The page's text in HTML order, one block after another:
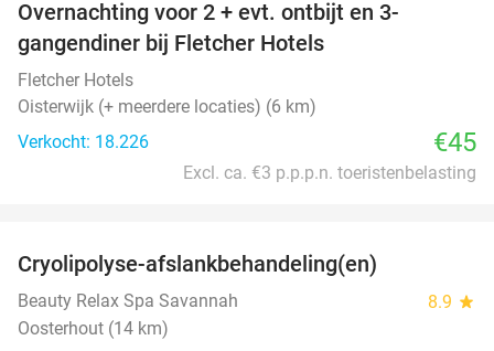
Overnachting voor 2 + evt. ontbijt en 3-
gangendiner bij Fletcher Hotels
Fletcher Hotels
Oisterwijk (+ meerdere locaties) (6 km)
Verkocht: 18.226
€45
Excl. ca. €3 p.p.p.n. toeristenbelasting
Cryolipolyse-afslankbehandeling(en)
Beauty Relax Spa Savannah 8.9 star
Oosterhout (14 km)